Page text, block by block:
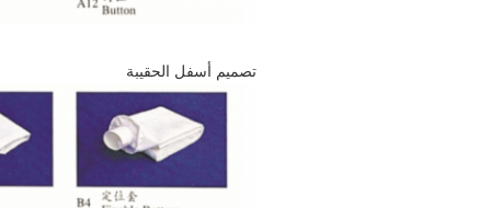
تصميم أسفل الحقيبة